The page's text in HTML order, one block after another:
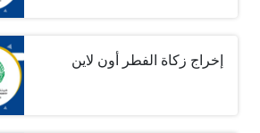
إخراج زكاة الفطر أون لاين